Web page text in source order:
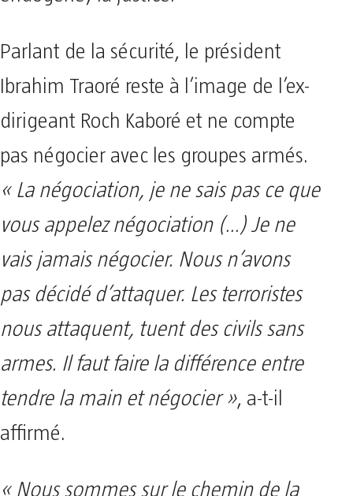
Parlant de la sécurité, le président
Ibrahim Traoré reste à l’image de l’ex-
dirigeant Roch Kaboré et ne compte
pas négocier avec les groupes armés.
« La négociation, je ne sais pas ce que
vous appelez négociation (…) Je ne
vais jamais négocier. Nous n’avons
pas décidé d’attaquer. Les terroristes
nous attaquent, tuent des civils sans
armes. Il faut faire la différence entre
tendre la main et négocier », a-t-il
affirmé.
« Nous sommes sur le chemin de la